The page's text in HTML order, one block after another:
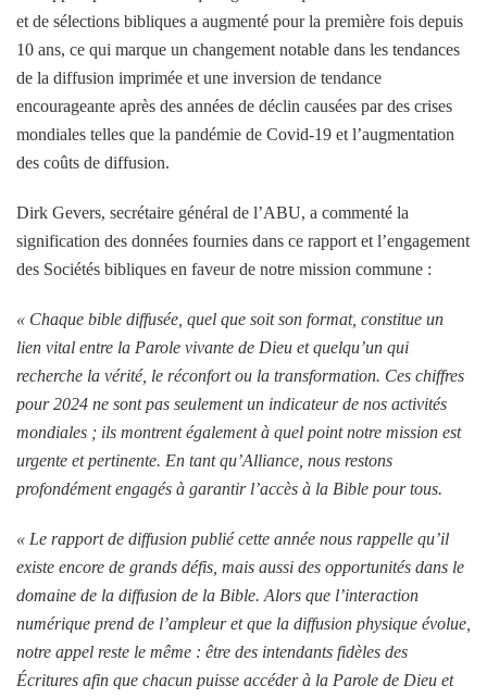
et de sélections bibliques a augmenté pour la première fois depuis
10 ans, ce qui marque un changement notable dans les tendances
de la diffusion imprimée et une inversion de tendance
encourageante après des années de déclin causées par des crises
mondiales telles que la pandémie de Covid-19 et l’augmentation
des coûts de diffusion.
Dirk Gevers, secrétaire général de l’ABU, a commenté la
signification des données fournies dans ce rapport et l’engagement
des Sociétés bibliques en faveur de notre mission commune :
« Chaque bible diffusée, quel que soit son format, constitue un
lien vital entre la Parole vivante de Dieu et quelqu’un qui
recherche la vérité, le réconfort ou la transformation. Ces chiffres
pour 2024 ne sont pas seulement un indicateur de nos activités
mondiales ; ils montrent également à quel point notre mission est
urgente et pertinente. En tant qu’Alliance, nous restons
profondément engagés à garantir l’accès à la Bible pour tous.
« Le rapport de diffusion publié cette année nous rappelle qu’il
existe encore de grands défis, mais aussi des opportunités dans le
domaine de la diffusion de la Bible. Alors que l’interaction
numérique prend de l’ampleur et que la diffusion physique évolue,
notre appel reste le même : être des intendants fidèles des
Écritures afin que chacun puisse accéder à la Parole de Dieu et